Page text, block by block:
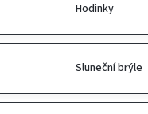
Hodinky
Sluneční brýle